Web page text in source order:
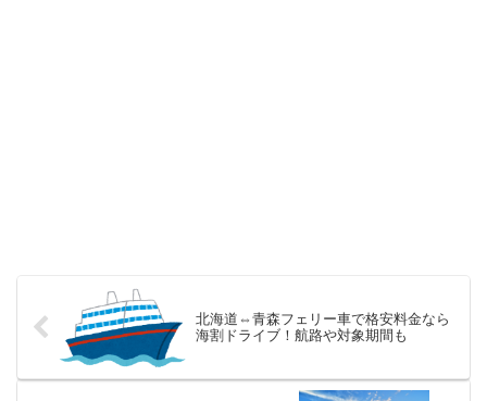
北海道⇔青森フェリー車で格安料金なら
海割ドライブ！航路や対象期間も